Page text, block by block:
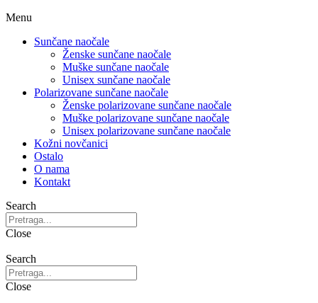
Menu
Sunčane naočale
Ženske sunčane naočale
Muške sunčane naočale
Unisex sunčane naočale
Polarizovane sunčane naočale
Ženske polarizovane sunčane naočale
Muške polarizovane sunčane naočale
Unisex polarizovane sunčane naočale
Kožni novčanici
Ostalo
O nama
Kontakt
Search
Close
Search
Close